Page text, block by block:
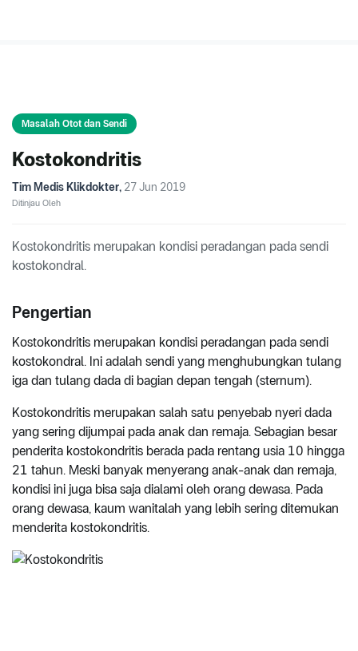
Masalah Otot dan Sendi
Kostokondritis
Tim Medis Klikdokter, 27 Jun 2019
Ditinjau Oleh
Kostokondritis merupakan kondisi peradangan pada sendi
kostokondral.
Pengertian
Kostokondritis merupakan kondisi peradangan pada sendi
kostokondral. Ini adalah sendi yang menghubungkan tulang
iga dan tulang dada di bagian depan tengah (sternum).
Kostokondritis merupakan salah satu penyebab nyeri dada
yang sering dijumpai pada anak dan remaja. Sebagian besar
penderita kostokondritis berada pada rentang usia 10 hingga
21 tahun. Meski banyak menyerang anak-anak dan remaja,
kondisi ini juga bisa saja dialami oleh orang dewasa. Pada
orang dewasa, kaum wanitalah yang lebih sering ditemukan
menderita kostokondritis.